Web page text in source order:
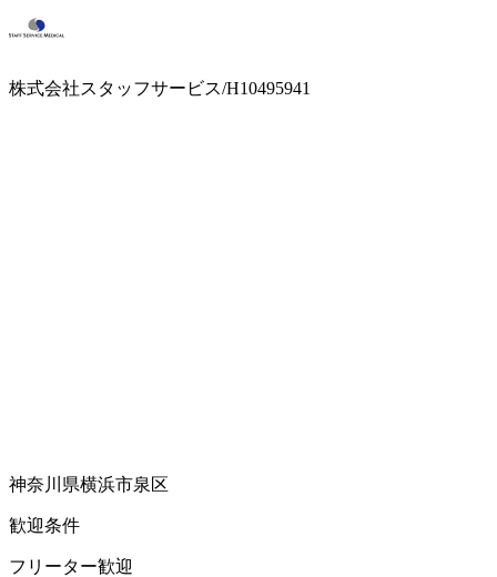
株式会社スタッフサービス/H10495941
神奈川県横浜市泉区
歓迎条件
フリーター歓迎